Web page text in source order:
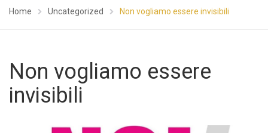
Home Uncategorized Non vogliamo essere invisibili
Non vogliamo essere
invisibili